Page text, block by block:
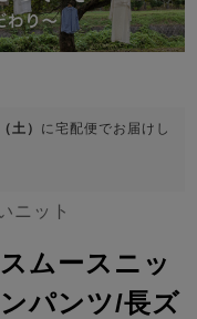
り
土） に宅配便 でお届けし
ニット
ムースニッ
パンツ/長ズ